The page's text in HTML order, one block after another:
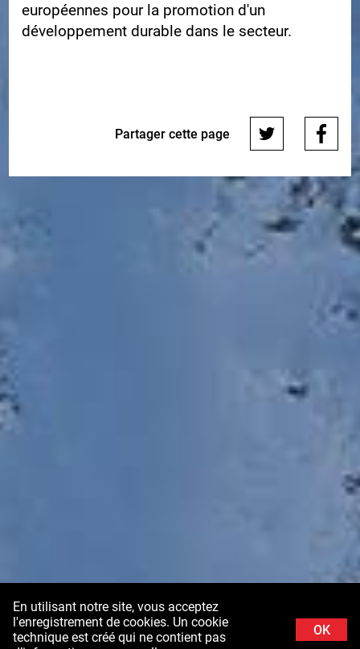
En utilisant notre site, vous acceptez
l'enregistrement de cookies. Un cookie
technique est créé qui ne contient pas
OK
européennes pour la promotion d'un
développement durable dans le secteur.
Partager cette page